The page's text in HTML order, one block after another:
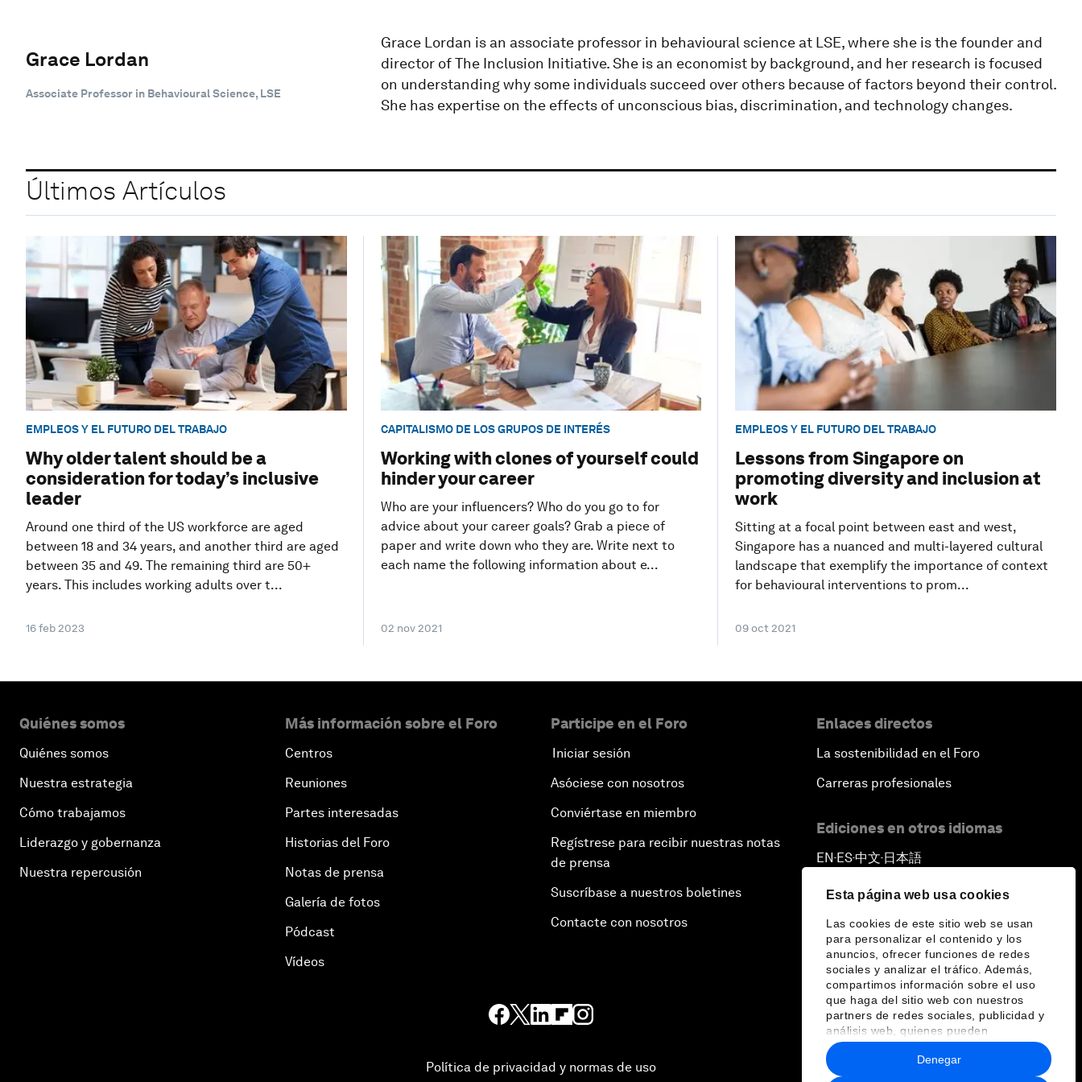
Esta página web usa cookies
Las cookies de este sitio web se usan
para personalizar el contenido y los
anuncios, ofrecer funciones de redes
sociales y analizar el tráfico. Además,
compartimos información sobre el uso
que haga del sitio web con nuestros
partners de redes sociales, publicidad y
análisis web, quienes pueden
combinarla con otra información que les
haya proporcionado o que hayan
recopilado a partir del uso que haya
Denegar
Grace Lordan
Associate Professor in Behavioural Science, LSE
Grace Lordan is an associate professor in behavioural science at LSE, where she is the founder and
director of The Inclusion Initiative. She is an economist by background, and her research is focused
on understanding why some individuals succeed over others because of factors beyond their control.
She has expertise on the effects of unconscious bias, discrimination, and technology changes.
Últimos Artículos
EMPLEOS Y EL FUTURO DEL TRABAJO
Why older talent should be a
consideration for today’s inclusive
leader
Around one third of the US workforce are aged
between 18 and 34 years, and another third are aged
between 35 and 49. The remaining third are 50+
years. This includes working adults over t...
16 feb 2023
CAPITALISMO DE LOS GRUPOS DE INTERÉS
Working with clones of yourself could
hinder your career
Who are your influencers? Who do you go to for
advice about your career goals? Grab a piece of
paper and write down who they are. Write next to
each name the following information about e...
02 nov 2021
EMPLEOS Y EL FUTURO DEL TRABAJO
Lessons from Singapore on
promoting diversity and inclusion at
work
Sitting at a focal point between east and west,
Singapore has a nuanced and multi-layered cultural
landscape that exemplify the importance of context
for behavioural interventions to prom...
09 oct 2021
Quiénes somos
Quiénes somos
Nuestra estrategia
Cómo trabajamos
Liderazgo y gobernanza
Nuestra repercusión
Más información sobre el Foro
Centros
Reuniones
Partes interesadas
Historias del Foro
Notas de prensa
Galería de fotos
Pódcast
Vídeos
Participe en el Foro
Iniciar sesión
Asóciese con nosotros
Conviértase en miembro
Regístrese para recibir nuestras notas
de prensa
Suscríbase a nuestros boletines
Contacte con nosotros
Enlaces directos
La sostenibilidad en el Foro
Carreras profesionales
Ediciones en otros idiomas
EN ▪ ES▪中文▪ 日本語
Política de privacidad y normas de uso